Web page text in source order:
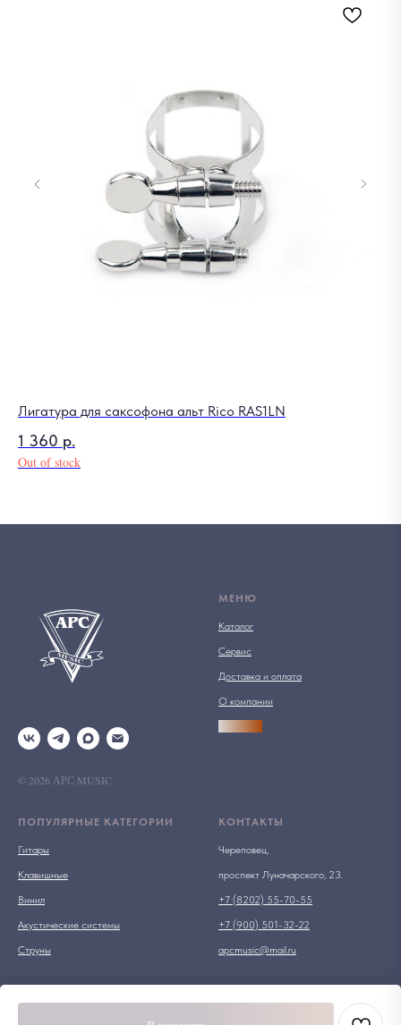
Лигатура для саксофона альт Rico RAS1LN
1 360 р.
Out of stock
© 2026 АРС MUSIC
МЕНЮ
Каталог
Сервис
Доставка и оплата
О компании
ПОПУЛЯРНЫЕ КАТЕГОРИИ
Гитары
Клавишные
Винил
Акустические системы
Струны
КОНТАКТЫ
Череповец,
проспект Луначарского, 23.
+7 (8202) 55-70-55
+7 (900) 501-32-22
apcmusic@mail.ru